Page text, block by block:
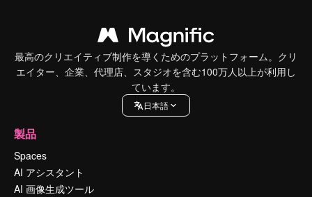
最高のクリエイティブ制作を導くためのプラットフォーム。クリ
エイター、企業、代理店、スタジオを含む100万人以上が利用し
ています。
日本語
製品
Spaces
AI アシスタント
AI 画像生成ツール